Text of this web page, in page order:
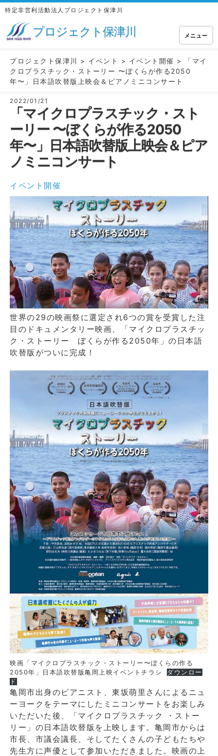
特定非営利活動法人プロジェクト保津川
プロジェクト保津川 メニュー
プロジェクト保津川 > イベント > イベント開催 >
「マイ
クロプラスチック・ストーリー 〜ぼくらが作る2050
年〜」日本語吹替版上映会＆ピアノミニコンサート
2022/01/21
「マイクロプラスチック・スト
ーリー 〜ぼくらが作る2050
年〜」日本語吹替版上映会＆ピア
ノミニコンサート
イベント開催
世界の29の映画祭に選定され6つの賞を受賞した注
目のドキュメンタリー映画、「マイクロプラスチッ
ク・ストーリー ぼくらが作る2050年」の日本語
吹替版がついに完成！
映画「マイクロプラスチック・ストーリー〜ぼくらの作る
2050年」日本語吹替版亀岡上映イベントチラシ
ダウンロー
ド
亀岡市出身のピアニスト、東坂萌里さんによるニュ
ーヨークをテーマにしたミニコンサートをお楽しみ
いただいた後、「マイクロプラスチック ・ストー
リー」の日本語吹替版を上映します。亀岡市からは
市長、市議会議長、そしてたくさんの子どもたちや
先生方に声優として参加いただきました。映画の上